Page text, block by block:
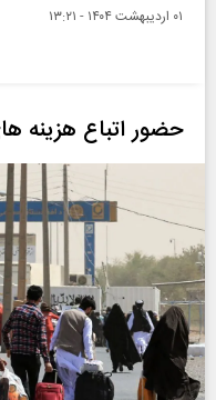
۰۱ ارديبهشت ۱۴۰۴ - ۱۳:۲۱
حضور اتباع هزینه